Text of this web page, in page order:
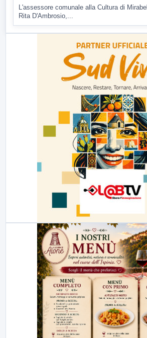
L'assessore comunale alla Cultura di
Rita D'Ambrosio,...